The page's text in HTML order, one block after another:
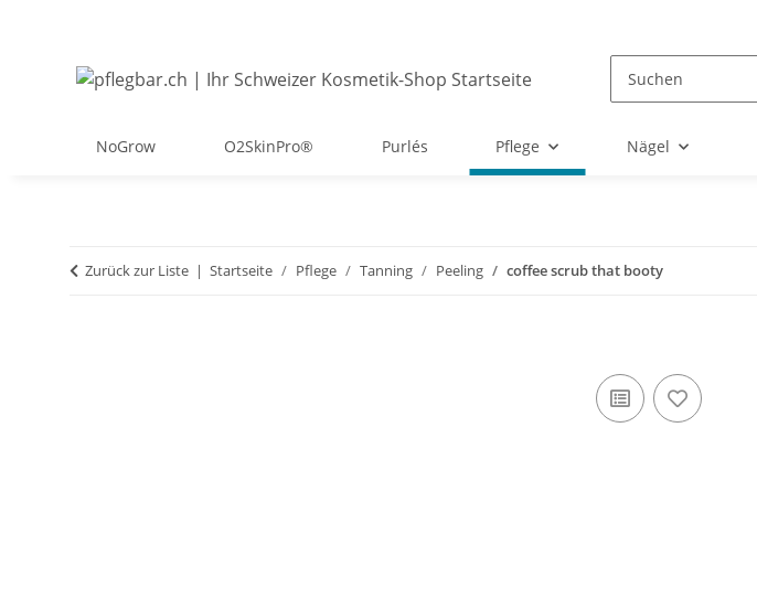
NoGrow O2SkinPro® Purlés Pflege Nägel
Zurück zur Liste Startseite Pflege Tanning Peeling coffee scrub that booty